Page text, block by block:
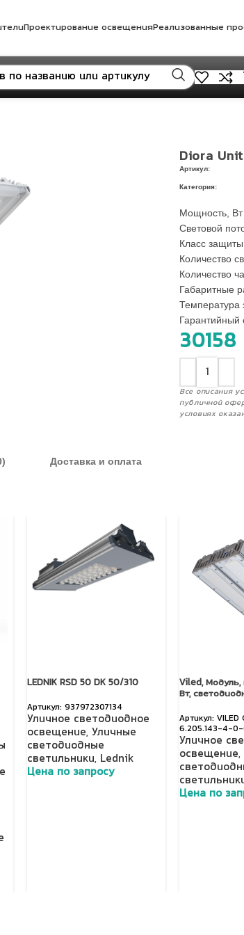
Проектирование освещенияРеализованные
Diora
Артикул:
Категория:
Мощность,
Световой
Класс
Количество
Количество
Габаритные
Температура
Гарантийный
30158
Все описания
публичной
условиях
Доставка и оплата
LEDNIK RSD 50 DK 50/310
937972307134
Уличное светодиодное
освещение, Уличные
светодиодные
светильники, Lednik
Цена по запросу
Viled, Модуль,
Вт,
6.205.143-4-0-
Уличное
освещение,
Цена по